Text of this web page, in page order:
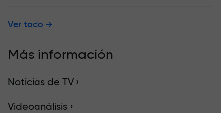
Ver todo
Más información
Noticias de TV ›
Videoanálisis ›